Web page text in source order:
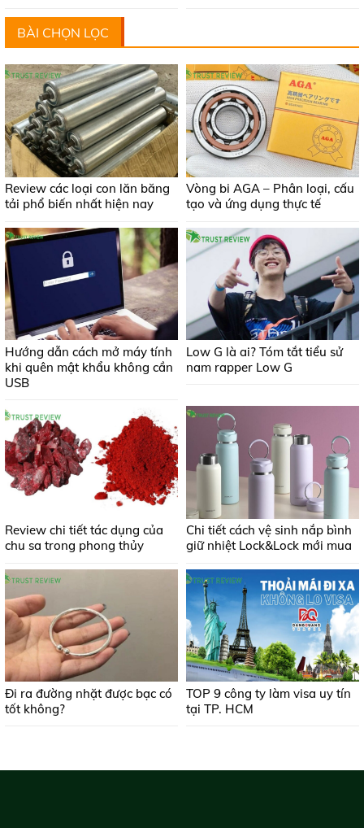
BÀI CHỌN LỌC
Review các loại con lăn băng
tải phổ biến nhất hiện nay
Vòng bi AGA – Phân loại, cấu
tạo và ứng dụng thực tế
Hướng dẫn cách mở máy tính
khi quên mật khẩu không cần
USB
Low G là ai? Tóm tắt tiểu sử
nam rapper Low G
Review chi tiết tác dụng của
chu sa trong phong thủy
Chi tiết cách vệ sinh nắp bình
giữ nhiệt Lock&Lock mới mua
Đi ra đường nhặt được bạc có
tốt không?
TOP 9 công ty làm visa uy tín
tại TP. HCM